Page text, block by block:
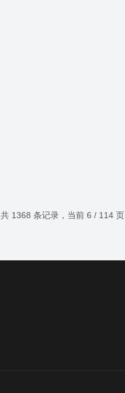
共 1368 条记录，当前 6 / 114 页